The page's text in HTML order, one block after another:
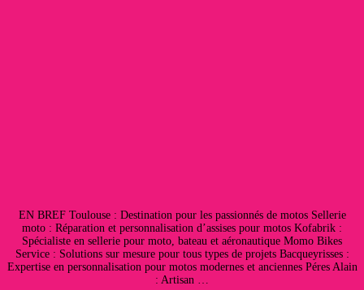
EN BREF Toulouse : Destination pour les passionnés de motos Sellerie
moto : Réparation et personnalisation d’assises pour motos Kofabrik :
Spécialiste en sellerie pour moto, bateau et aéronautique Momo Bikes
Service : Solutions sur mesure pour tous types de projets Bacqueyrisses :
Expertise en personnalisation pour motos modernes et anciennes Péres Alain
: Artisan …